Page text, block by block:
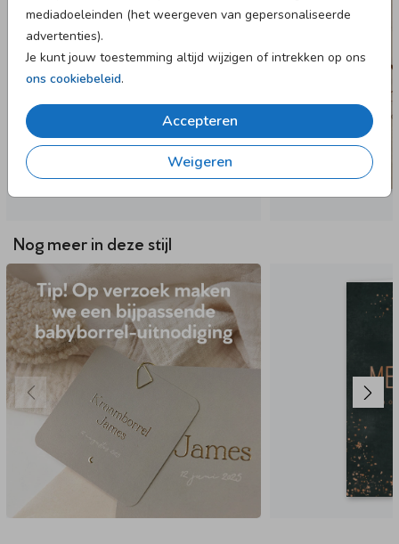
mediadoeleinden (het weergeven van gepersonaliseerde
advertenties).
Je kunt jouw toestemming altijd wijzigen of intrekken op ons
ons cookiebeleid.
Accepteren
Weigeren
Nog meer in deze stijl